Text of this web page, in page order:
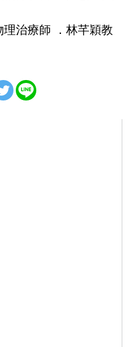
治療師 ．林芊穎教